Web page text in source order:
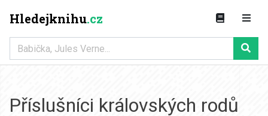
Hledejknihu.cz
Příslušníci královských rodů